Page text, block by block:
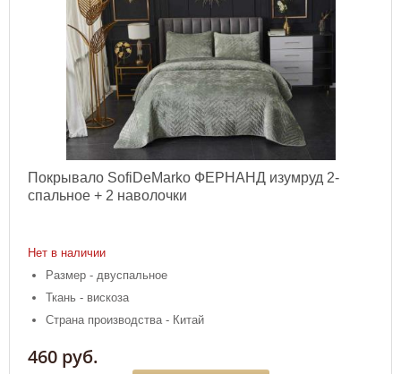
Покрывало SofiDeMarko ФЕРНАНД изумруд 2-
спальное + 2 наволочки
Нет в наличии
Размер - двуспальное
Ткань - вискоза
Страна производства - Китай
460 руб.